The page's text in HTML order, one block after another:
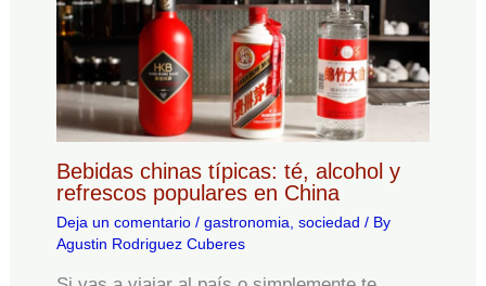
Bebidas chinas típicas: té, alcohol y
refrescos populares en China
Deja un comentario / gastronomia, sociedad / By
Agustin Rodriguez Cuberes